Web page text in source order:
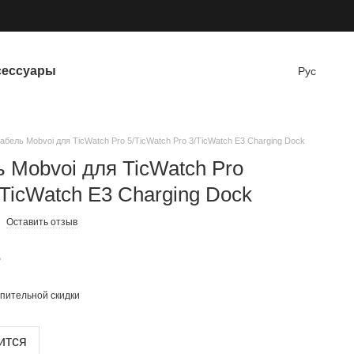
Рус
Mobvoi для TicWatch Pro 5/TicWatch Pro 3/TicWatch E3 Charging Dock
Mobvoi для TicWatch Pro
E3 Charging Dock
Оставить отзыв
скидки